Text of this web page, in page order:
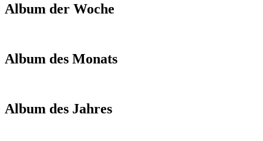
Album der Woche
Album des Monats
Album des Jahres